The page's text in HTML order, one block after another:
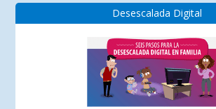
Desescalada Digital